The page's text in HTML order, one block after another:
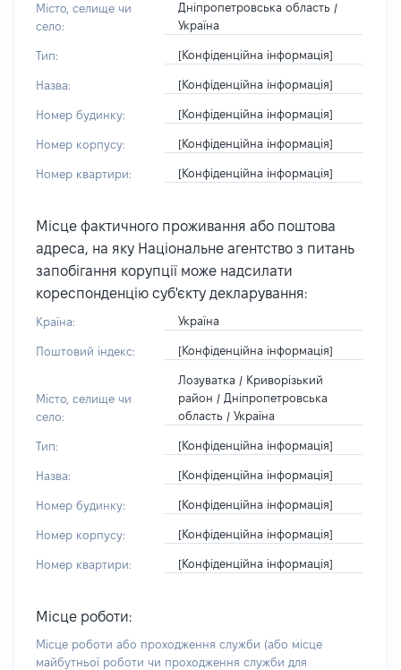
Місто, селище чи
село:
Дніпропетровська область /
Україна
Тип: [Конфіденційна інформація]
Назва: [Конфіденційна інформація]
Номер будинку: [Конфіденційна інформація]
Номер корпусу: [Конфіденційна інформація]
Номер квартири: [Конфіденційна інформація]
Місце фактичного проживання або поштова
адреса, на яку Національне агентство з питань
запобігання корупції може надсилати
кореспонденцію суб'єкту декларування:
Країна: Україна
Поштовий індекс: [Конфіденційна інформація]
Місто, селище чи
село:
Лозуватка / Криворізький
район / Дніпропетровська
область / Україна
Тип: [Конфіденційна інформація]
Назва: [Конфіденційна інформація]
Номер будинку: [Конфіденційна інформація]
Номер корпусу: [Конфіденційна інформація]
Номер квартири: [Конфіденційна інформація]
Місце роботи:
Місце роботи або проходження служби (або місце
майбутньої роботи чи проходження служби для